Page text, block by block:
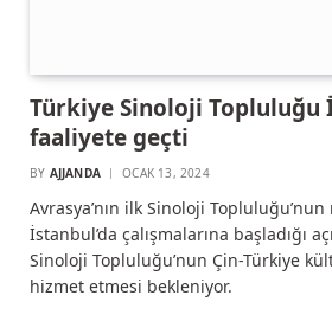
Türkiye Sinoloji Topluluğu
faaliyete geçti
BY AJJANDA OCAK 13, 2024
Avrasya’nın ilk Sinoloji
İstanbul’da çalışmalarına başladığı
Sinoloji Topluluğu’nun Çin-Türkiye
hizmet etmesi bekleniyor.